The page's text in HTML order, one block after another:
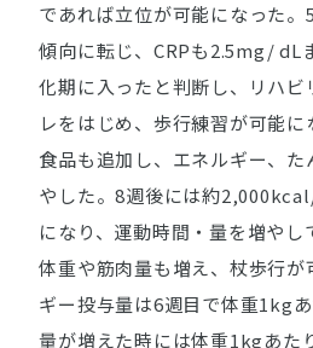
であれば立位が可能になった
傾向に転じ、CRPも2.5mg/ dL
化期に入ったと判断し、リハビ
レをはじめ、歩行練習が可能
食品も追加し、エネルギー、
やした。8週後には約
になり、運動時間・量を増や
体重や筋肉量も増え、杖歩行
ギー投与量は6週目で体重1kg
量が増えた時には体重1kgあ